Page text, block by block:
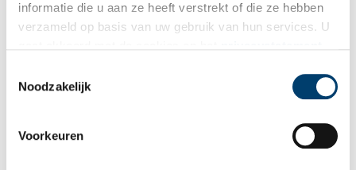
informatie die u aan ze heeft verstrekt of die ze hebben
verzameld op basis van uw gebruik van hun services. U
Noodzakelijk
Voorkeuren